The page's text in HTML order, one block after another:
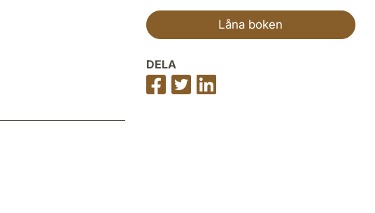
Låna boken
DELA
Dela
på
Dela
på
på